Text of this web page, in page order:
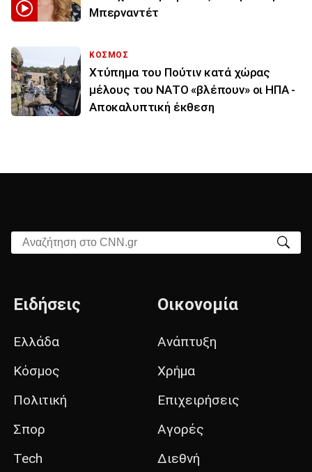
Μπερναντέτ
ΚΟΣΜΟΣ
Χτύπημα του Πούτιν κατά χώρας
μέλους του ΝΑΤΟ «βλέπουν» οι ΗΠΑ -
Αποκαλυπτική έκθεση
Αναζήτηση στο CNN.gr
Ειδήσεις
Ελλάδα
Κόσμος
Πολιτική
Σπορ
Tech
Οικονομία
Ανάπτυξη
Χρήμα
Επιχειρήσεις
Αγορές
Διεθνή